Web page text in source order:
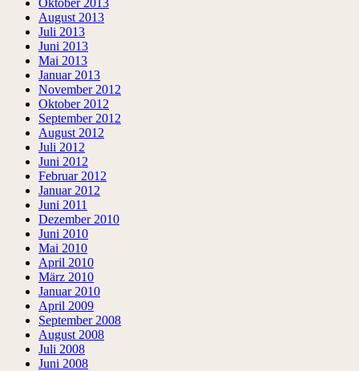
August 2013
Juli 2013
Juni 2013
Mai 2013
Januar 2013
November 2012
Oktober 2012
September 2012
August 2012
Juli 2012
Juni 2012
Februar 2012
Januar 2012
Juni 2011
Dezember 2010
Juni 2010
Mai 2010
April 2010
März 2010
Januar 2010
April 2009
September 2008
August 2008
Juli 2008
Juni 2008